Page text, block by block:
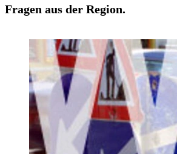
Fragen aus der Region.